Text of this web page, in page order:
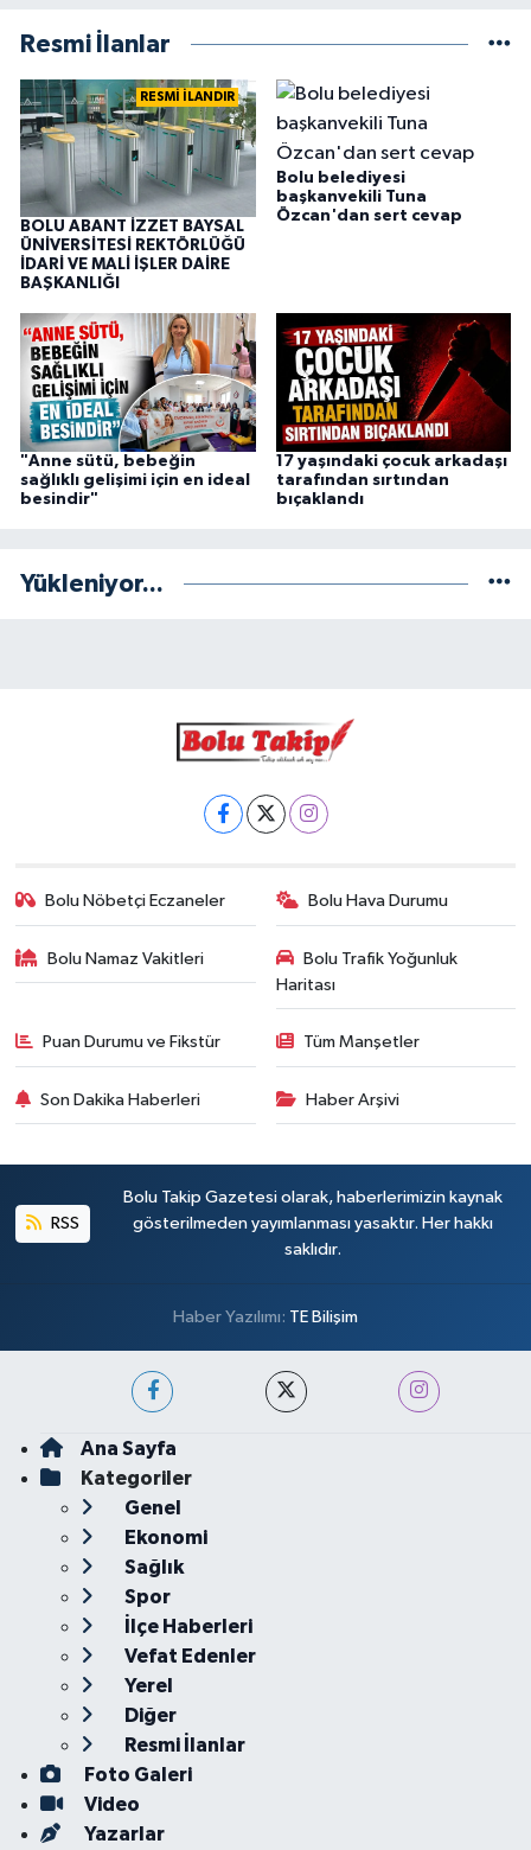
Resmi İlanlar
RESMİ İLANDIR
BOLU ABANT İZZET BAYSAL
ÜNİVERSİTESİ REKTÖRLÜĞÜ
İDARİ VE MALİ İŞLER DAİRE
BAŞKANLIĞI
Bolu belediyesi
başkanvekili Tuna
Özcan'dan sert cevap
"Anne sütü, bebeğin
sağlıklı gelişimi için en ideal
besindir"
17 yaşındaki çocuk arkadaşı
tarafından sırtından
bıçaklandı
Yükleniyor...
Bolu Nöbetçi Eczaneler Bolu Hava Durumu
Bolu Namaz Vakitleri
Bolu Trafik Yoğunluk
Haritası
Puan Durumu ve Fikstür Tüm Manşetler
Son Dakika Haberleri Haber Arşivi
RSS
Bolu Takip Gazetesi olarak, haberlerimizin kaynak
gösterilmeden yayımlanması yasaktır. Her hakkı
saklıdır.
Haber Yazılımı: TE Bilişim
Ana Sayfa
Kategoriler
Genel
Ekonomi
Sağlık
Spor
İlçe Haberleri
Vefat Edenler
Yerel
Diğer
Resmi İlanlar
Foto Galeri
Video
Yazarlar